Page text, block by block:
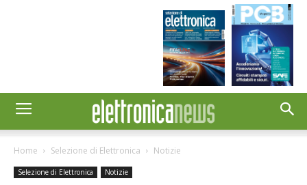
Home Selezione di Elettronica Notizie
Selezione di Elettronica Notizie